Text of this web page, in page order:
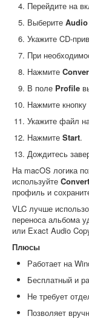
Перейдите на
Выберите Audio
Укажите CD-
При
Нажмите
В поле Profile
Нажмите
Укажите файл
Нажмите Start.
Дождитесь
На macOS логика
используйте
профиль и
VLC лучше
переноса альбома
или Exact Audio
Плюсы
Работает на
Бесплатный и
Не требует
Позволяет